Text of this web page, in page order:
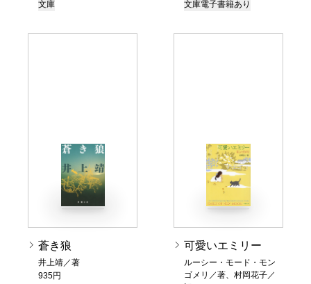
文庫 文庫電子書籍あり
蒼き狼
井上靖／著
935円
可愛いエミリー
ルーシー・モード・モン
ゴメリ／著、村岡花子／